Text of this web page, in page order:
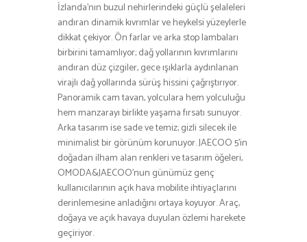
İzlanda’nın buzul nehirlerindeki güçlü şelaleleri
andıran dinamik kıvrımlar ve heykelsi yüzeylerle
dikkat çekiyor. Ön farlar ve arka stop lambaları
birbirini tamamlıyor; dağ yollarının kıvrımlarını
andıran düz çizgiler, gece ışıklarla aydınlanan
virajlı dağ yollarında sürüş hissini çağrıştırıyor.
Panoramik cam tavan, yolculara hem yolculuğu
hem manzarayı birlikte yaşama fırsatı sunuyor.
Arka tasarım ise sade ve temiz; gizli silecek ile
minimalist bir görünüm korunuyor. JAECOO 5’in
doğadan ilham alan renkleri ve tasarım öğeleri,
OMODA&JAECOO’nun günümüz genç
kullanıcılarının açık hava mobilite ihtiyaçlarını
derinlemesine anladığını ortaya koyuyor. Araç,
doğaya ve açık havaya duyulan özlemi harekete
geçiriyor.